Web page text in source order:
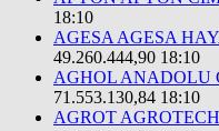
18:10
AGESA AGESA
49.260.444,90 18:10
AGHOL ANADOLU
71.553.130,84 18:10
AGROT